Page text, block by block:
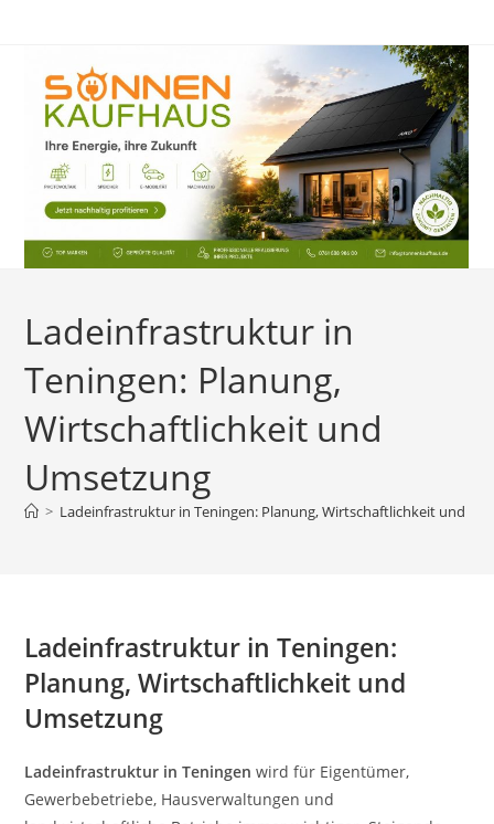
Ladeinfrastruktur in
Teningen: Planung,
Wirtschaftlichkeit und
Umsetzung
> Ladeinfrastruktur in Teningen: Planung, Wirtschaftlichkeit und
Ladeinfrastruktur in Teningen:
Planung, Wirtschaftlichkeit und
Umsetzung
Ladeinfrastruktur in Teningen wird für Eigentümer,
Gewerbebetriebe, Hausverwaltungen und